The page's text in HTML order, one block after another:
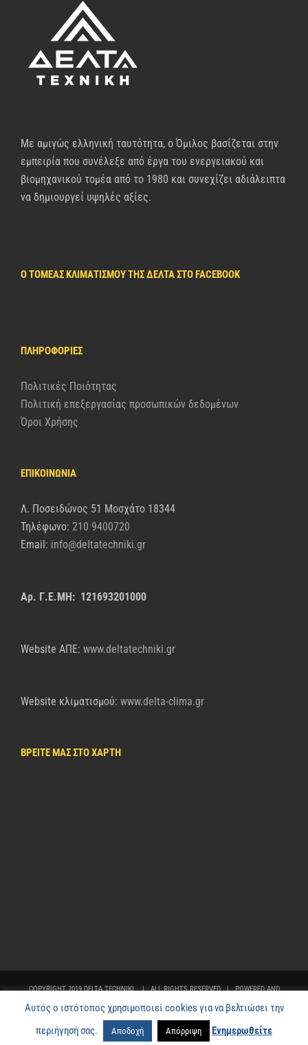
Με αμιγώς ελληνική ταυτότητα, ο Όμιλος βασίζεται στην
εμπειρία που συνέλεξε από έργα του ενεργειακού και
βιομηχανικού τομέα από το 1980 και συνεχίζει αδιάλειπτα
να δημιουργεί υψηλές αξίες.
Ο ΤΟΜΈΑΣ ΚΛΙΜΑΤΙΣΜΟΎ ΤΗΣ ΔΈΛΤΑ ΣΤΟ FACEBOOK
ΠΛΗΡΟΦΟΡΊΕΣ
Πολιτικές Ποιότητας
Πολιτική επεξεργασίας προσωπικών δεδομένων
Όροι Χρήσης
ΕΠΙΚΟΙΝΩΝΙΑ
Λ. Ποσειδώνος 51 Μοσχάτο 18344
Τηλέφωνο: 210 9400720
Email: info@deltatechniki.gr
Αρ. Γ.Ε.ΜΗ: 121693201000
Website AΠΕ: www.deltatechniki.gr
Website κλιματισμού: www.delta-clima.gr
ΒΡΕΙΤΕ ΜΑΣ ΣΤΟ ΧΑΡΤΗ
COPYRIGHT 2019 DELTA TECHNIKI | ALL RIGHTS RESERVED | POWERED AND
DEVELOPED BYNETFOCUS
FacebookLinkedInYouTubeEmail
Αυτός ο ιστότοπος χρησιμοποιεί cookies για να βελτιώσει την
περιήγησή σας.
Αποδοχή Απόρριψη Ενημερωθείτε